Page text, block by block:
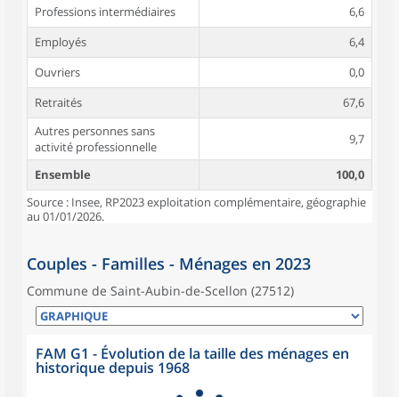
Professions intermédiaires
6,6
Employés
6,4
Ouvriers
0,0
Retraités
67,6
Autres personnes sans
activité professionnelle
9,7
Ensemble
100,0
Source : Insee, RP2023 exploitation complémentaire, géographie
au 01/01/2026.
Couples - Familles - Ménages en 2023
Commune de Saint-Aubin-de-Scellon (27512)
FAM G1 - Évolution de la taille des ménages en
historique depuis 1968